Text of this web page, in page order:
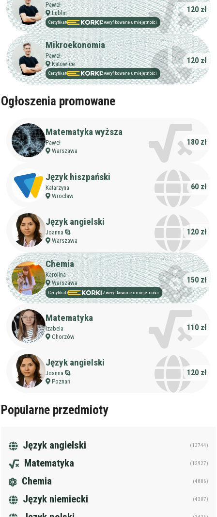
Paweł
Lublin
Certyfikat Zweryfikowane umiejętności
120 zł
Mikroekonomia
Paweł
Katowice
Certyfikat Zweryfikowane umiejętności
120 zł
Ogłoszenia promowane
Matematyka wyższa
Paweł
Warszawa
180 zł
Język hiszpański
Katarzyna
Wrocław
60 zł
Język angielski
Joanna
Warszawa
120 zł
Chemia
Karolina
Warszawa
Certyfikat Zweryfikowane umiejętności
150 zł
Matematyka
Izabela
Chorzów
110 zł
Język angielski
Joanna
Poznań
120 zł
Popularne przedmioty
Język angielski (13744)
Matematyka (12927)
Chemia (4886)
Język niemiecki (4307)